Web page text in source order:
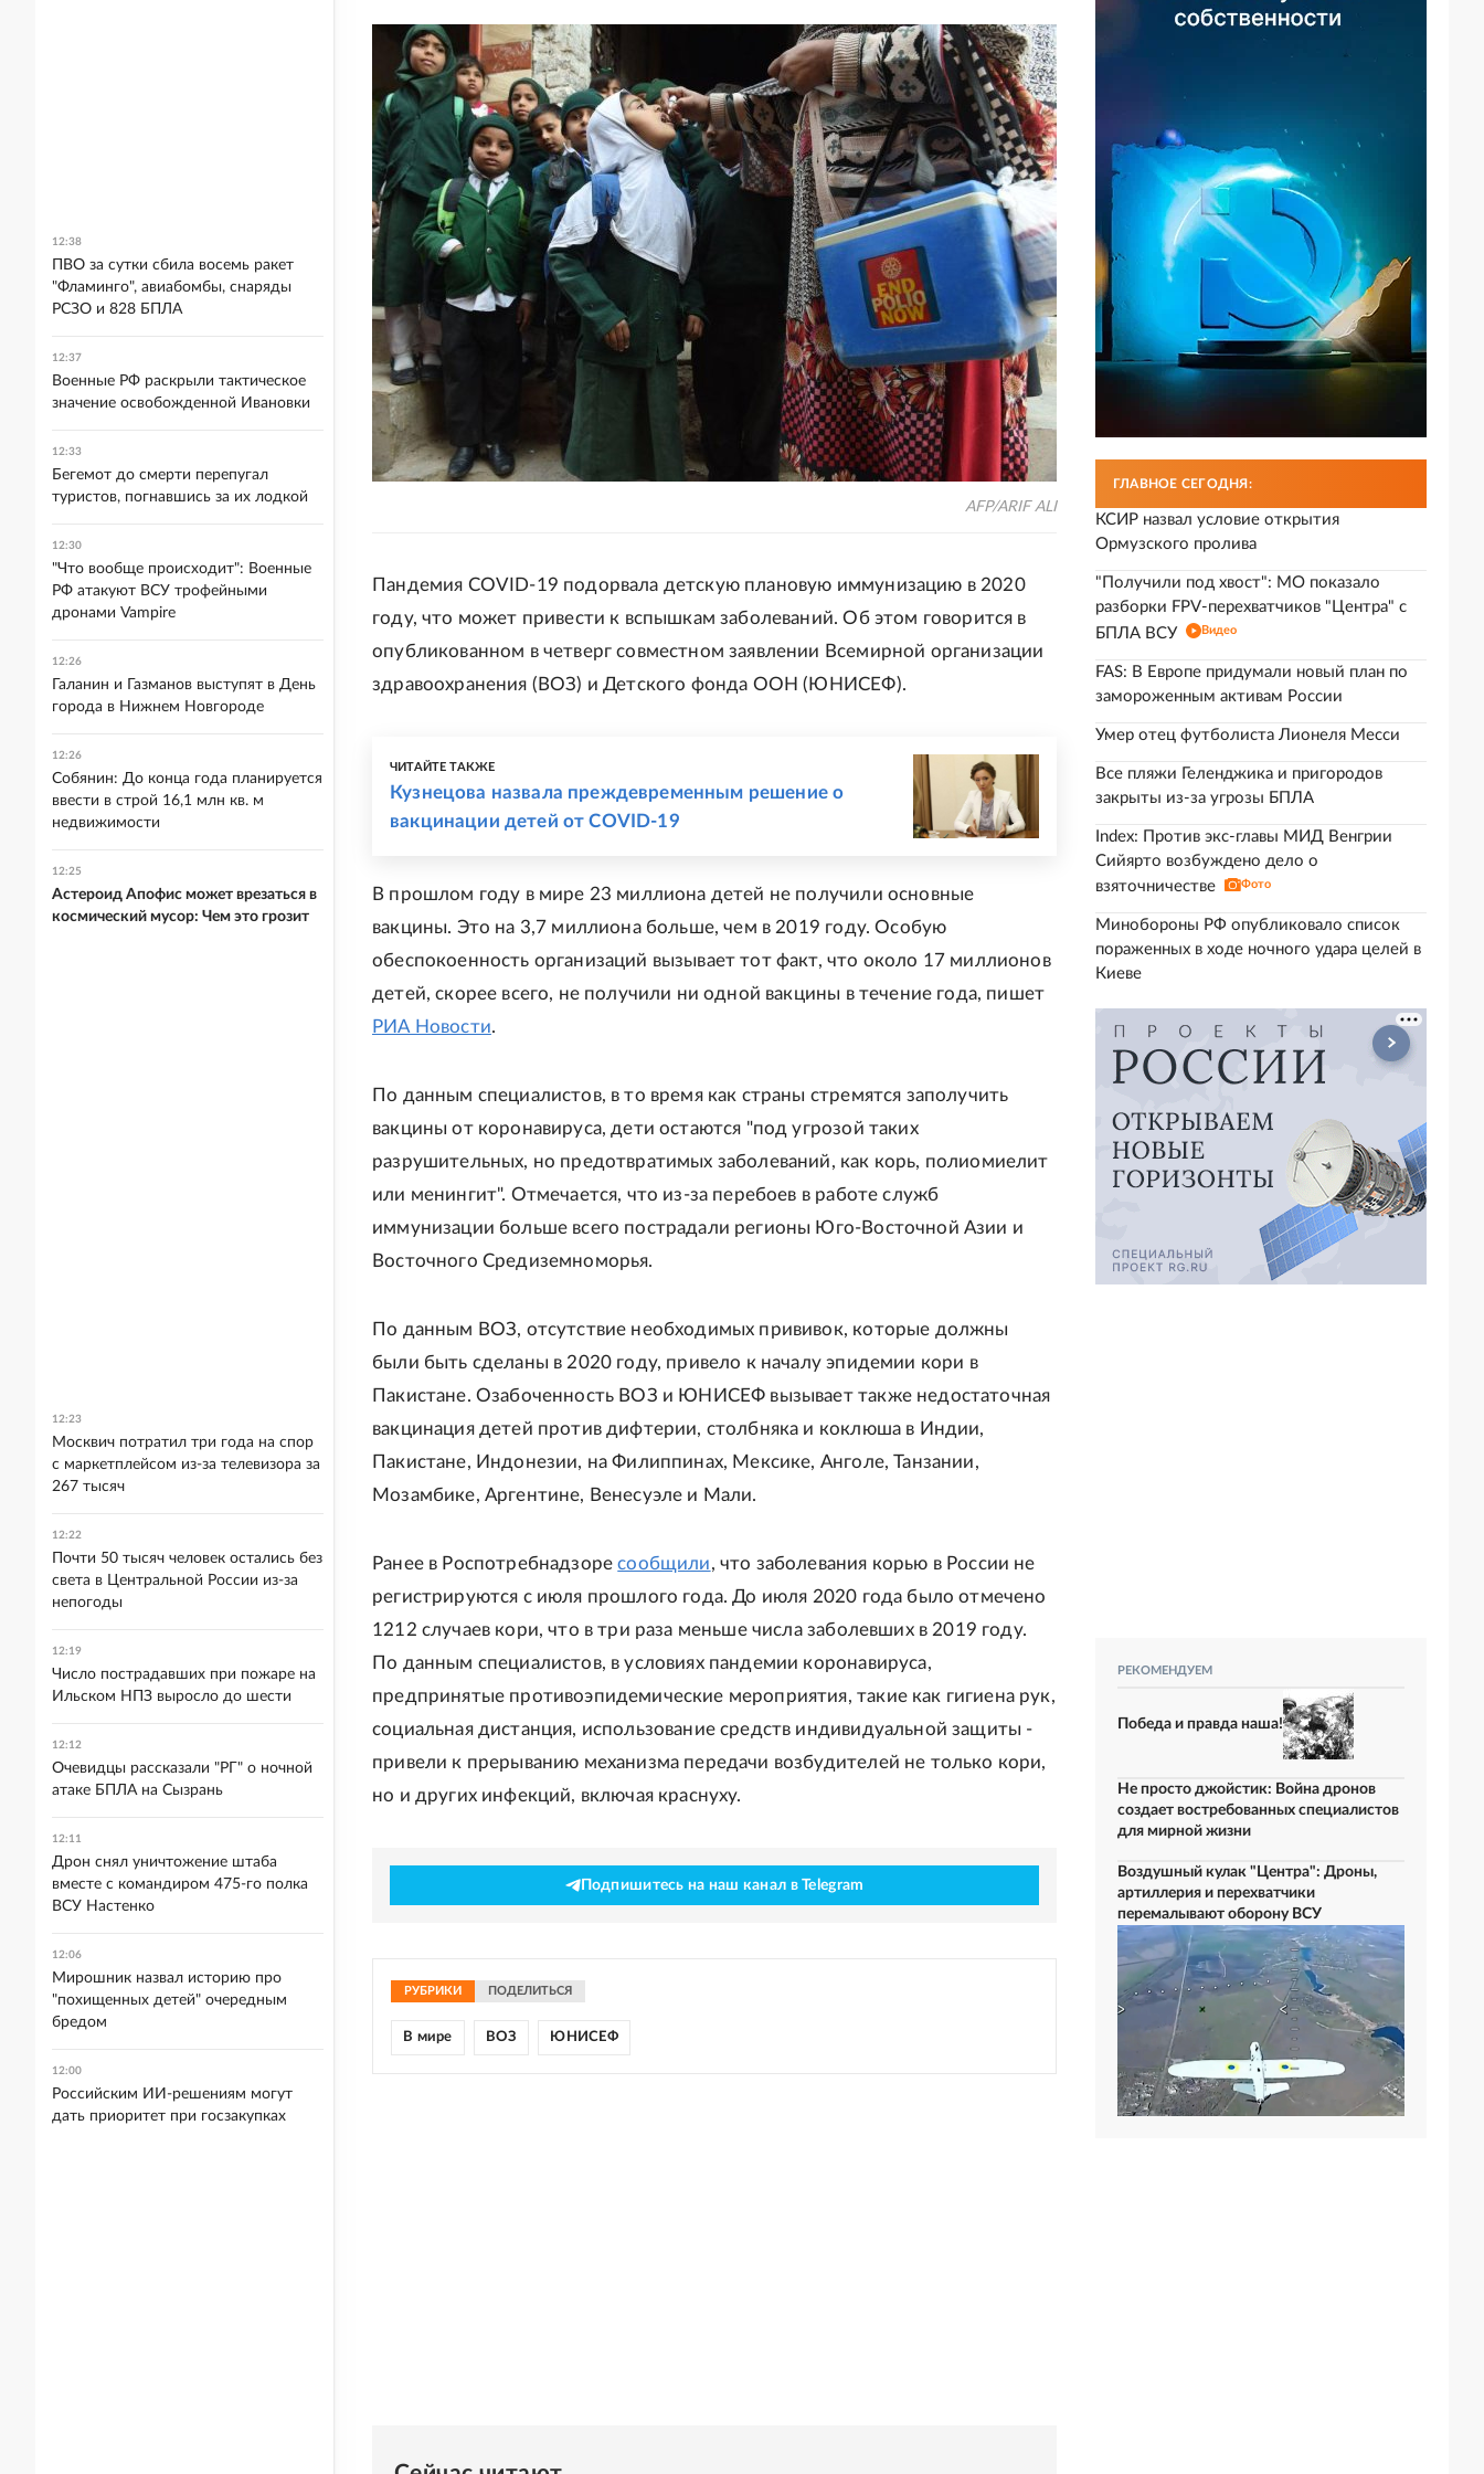
AFP/ARIF ALI
Пандемия COVID-19 подорвала детскую плановую иммунизацию в 2020
году, что может привести к вспышкам заболеваний. Об этом говорится в
опубликованном в четверг совместном заявлении Всемирной организации
здравоохранения (ВОЗ) и Детского фонда ООН (ЮНИСЕФ).
ЧИТАЙТЕ ТАКЖЕ
Кузнецова назвала преждевременным решение о
вакцинации детей от COVID-19
В прошлом году в мире 23 миллиона детей не получили основные
вакцины. Это на 3,7 миллиона больше, чем в 2019 году. Особую
обеспокоенность организаций вызывает тот факт, что около 17 миллионов
детей, скорее всего, не получили ни одной вакцины в течение года, пишет
РИА Новости.
По данным специалистов, в то время как страны стремятся заполучить
вакцины от коронавируса, дети остаются "под угрозой таких
разрушительных, но предотвратимых заболеваний, как корь, полиомиелит
или менингит". Отмечается, что из-за перебоев в работе служб
иммунизации больше всего пострадали регионы Юго-Восточной Азии и
Восточного Средиземноморья.
По данным ВОЗ, отсутствие необходимых прививок, которые должны
были быть сделаны в 2020 году, привело к началу эпидемии кори в
Пакистане. Озабоченность ВОЗ и ЮНИСЕФ вызывает также недостаточная
вакцинация детей против дифтерии, столбняка и коклюша в Индии,
Пакистане, Индонезии, на Филиппинах, Мексике, Анголе, Танзании,
Мозамбике, Аргентине, Венесуэле и Мали.
Ранее в Роспотребнадзоресообщили, что заболевания корью в России не
регистрируются с июля прошлого года. До июля 2020 года было отмечено
1212 случаев кори, что в три раза меньше числа заболевших в 2019 году.
По данным специалистов, в условиях пандемии коронавируса,
предпринятые противоэпидемические мероприятия, такие как гигиена рук,
социальная дистанция, использование средств индивидуальной защиты -
привели к прерыванию механизма передачи возбудителей не только кори,
но и других инфекций, включая краснуху.
Подпишитесь на наш канал в Telegram
РУБРИКИ ПОДЕЛИТЬСЯ
В мире ВОЗ ЮНИСЕФ
ГЛАВНОЕ СЕГОДНЯ:
КСИР назвал условие открытия
Ормузского пролива
"Получили под хвост": МО показало
разборки FPV-перехватчиков "Центра" с
БПЛА ВСУ
Видео
FAS: В Европе придумали новый план по
замороженным активам России
Умер отец футболиста Лионеля Месси
Все пляжи Геленджика и пригородов
закрыты из-за угрозы БПЛА
Index: Против экс-главы МИД Венгрии
Сийярто возбуждено дело о
взяточничестве
Фото
Минобороны РФ опубликовало список
пораженных в ходе ночного удара целей в
Киеве
РЕКОМЕНДУЕМ
Победа и правда наша!
Не просто джойстик: Война дронов
создает востребованных специалистов
для мирной жизни
Воздушный кулак "Центра": Дроны,
артиллерия и перехватчики
перемалывают оборону ВСУ
12:38
ПВО за сутки сбила восемь ракет
"Фламинго", авиабомбы, снаряды
РСЗО и 828 БПЛА
12:37
Военные РФ раскрыли тактическое
значение освобожденной Ивановки
12:33
Бегемот до смерти перепугал
туристов, погнавшись за их лодкой
12:30
"Что вообще происходит": Военные
РФ атакуют ВСУ трофейными
дронами Vampire
12:26
Галанин и Газманов выступят в День
города в Нижнем Новгороде
12:26
Собянин: До конца года планируется
ввести в строй 16,1 млн кв. м
недвижимости
12:25
Астероид Апофис может врезаться в
космический мусор: Чем это грозит
12:23
Москвич потратил три года на спор
с маркетплейсом из-за телевизора за
267 тысяч
12:22
Почти 50 тысяч человек остались без
света в Центральной России из-за
непогоды
12:19
Число пострадавших при пожаре на
Ильском НПЗ выросло до шести
12:12
Очевидцы рассказали "РГ" о ночной
атаке БПЛА на Сызрань
12:11
Дрон снял уничтожение штаба
вместе с командиром 475-го полка
ВСУ Настенко
12:06
Мирошник назвал историю про
"похищенных детей" очередным
бредом
12:00
Российским ИИ-решениям могут
дать приоритет при госзакупках